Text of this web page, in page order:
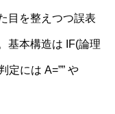
目を整えつつ誤表
基本構造は IF(論理
定には A=”” や